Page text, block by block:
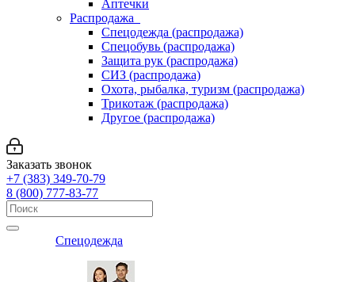
Аптечки
Распродажа
Спецодежда (распродажа)
Спецобувь (распродажа)
Защита рук (распродажа)
СИЗ (распродажа)
Охота, рыбалка, туризм (распродажа)
Трикотаж (распродажа)
Другое (распродажа)
Заказать звонок
+7 (383) 349-70-79
8 (800) 777-83-77
Спецодежда